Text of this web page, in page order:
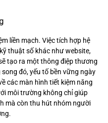
liền mạch. Việc tích hợp hệ
thuật số khác như website,
tạo ra một thông điệp thương
đó, yếu tố bền vững ngày
các màn hình tiết kiệm năng
môi trường không chỉ giúp
mà còn thu hút nhóm người